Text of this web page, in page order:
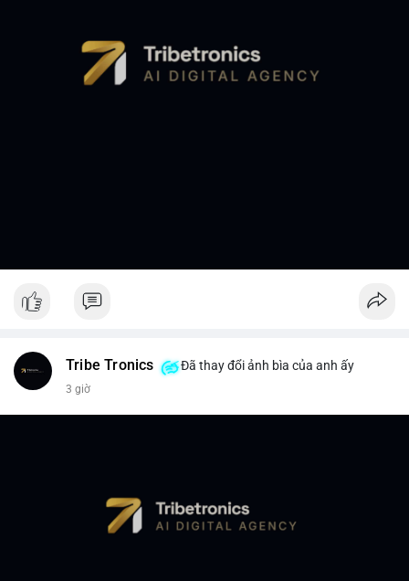
Tribe Tronics Đã thay đổi ảnh bìa của anh ấy
3 giờ